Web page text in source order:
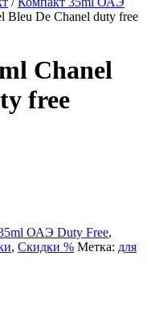
De Chanel duty free
Chanel
free
ОАЭ Duty Free,
, Скидки % Метка: для